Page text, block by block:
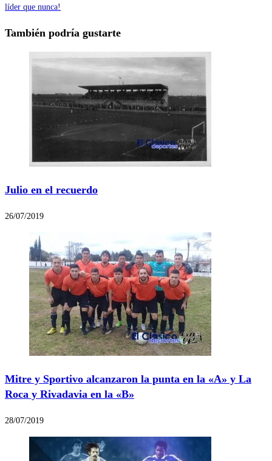
líder que nunca!
También podría gustarte
Julio en el recuerdo
26/07/2019
Mitre y Sportivo alcanzaron la punta en la «A» y La
Roca y Rivadavia en la «B»
28/07/2019